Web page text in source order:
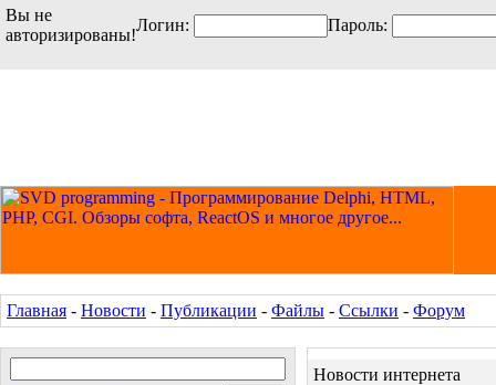
Вы не
авторизированы!
Логин: Пароль:
Главная - Новости - Публикации - Файлы - Ссылки - Форум
Новости интернета